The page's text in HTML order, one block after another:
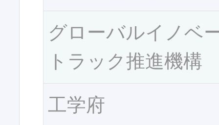
グローバルイノベ
トラック推進機構
工学府